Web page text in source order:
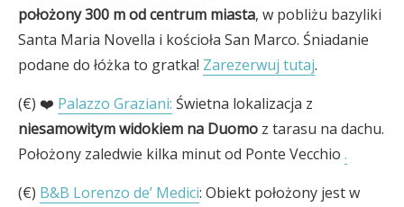
położony 300 m od centrum miasta, w pobliżu bazyliki
Santa Maria Novella i kościoła San Marco. Śniadanie
podane do łóżka to gratka! Zarezerwuj tutaj.
(€) ❤️ Palazzo Graziani: Świetna lokalizacja z
niesamowitym widokiem na Duomo z tarasu na dachu.
Położony zaledwie kilka minut od Ponte Vecchio .
(€) B&B Lorenzo de’ Medici: Obiekt położony jest w